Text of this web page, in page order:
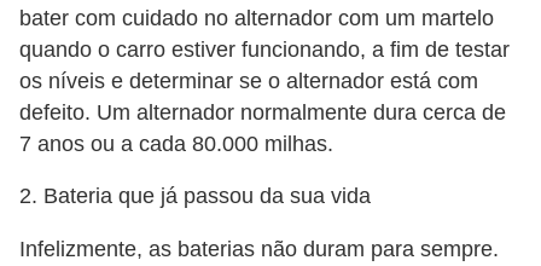
bater com cuidado no alternador com um martelo
quando o carro estiver funcionando, a fim de testar
os níveis e determinar se o alternador está com
defeito. Um alternador normalmente dura cerca de
7 anos ou a cada 80.000 milhas.
2. Bateria que já passou da sua vida
Infelizmente, as baterias não duram para sempre.